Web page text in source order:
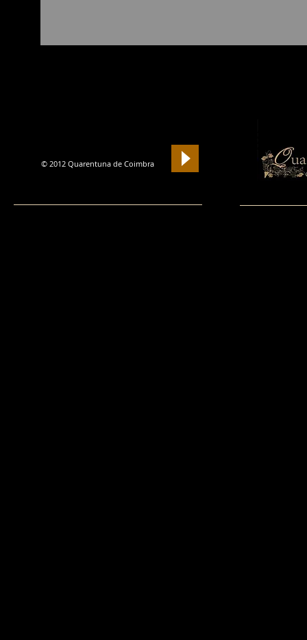
© 2012 Quarentuna de Coimbra